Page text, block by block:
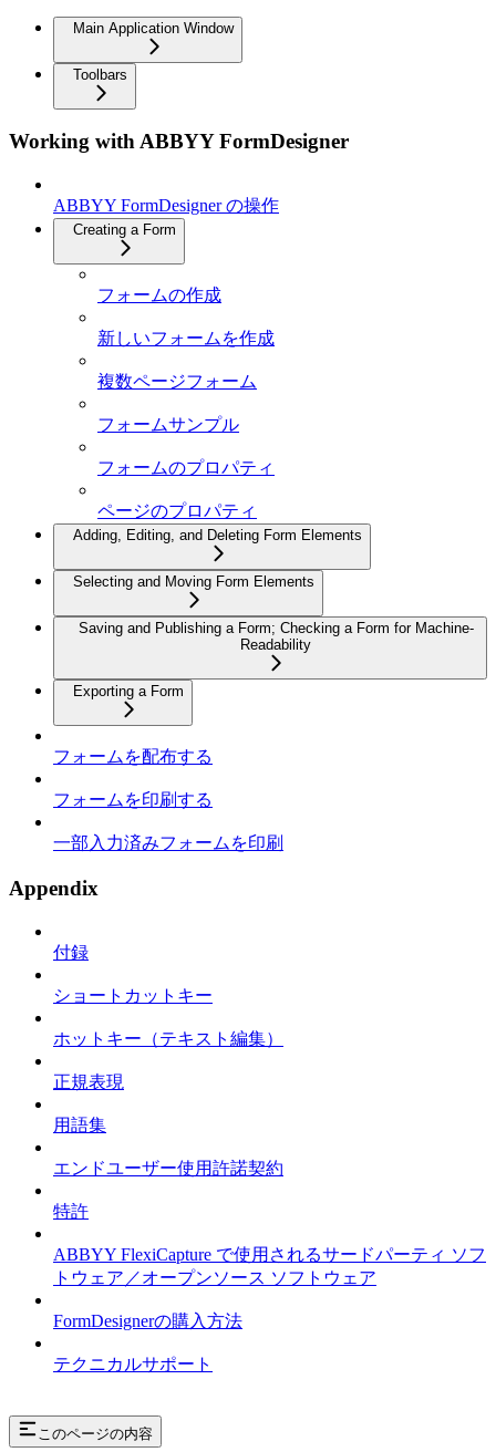
Main Application Window
Toolbars
Working with ABBYY FormDesigner
ABBYY FormDesigner の操作
Creating a Form
フォームの作成
新しいフォームを作成
複数ページフォーム
フォームサンプル
フォームのプロパティ
ページのプロパティ
Adding, Editing, and Deleting Form Elements
Selecting and Moving Form Elements
Saving and Publishing a Form; Checking a Form for Machine-
Readability
Exporting a Form
フォームを配布する
フォームを印刷する
一部入力済みフォームを印刷
Appendix
付録
ショートカットキー
ホットキー（テキスト編集）
正規表現
用語集
エンドユーザー使用許諾契約
特許
ABBYY FlexiCapture で使用されるサードパーティ ソフ
トウェア／オープンソース ソフトウェア
FormDesignerの購入方法
テクニカルサポート
このページの内容